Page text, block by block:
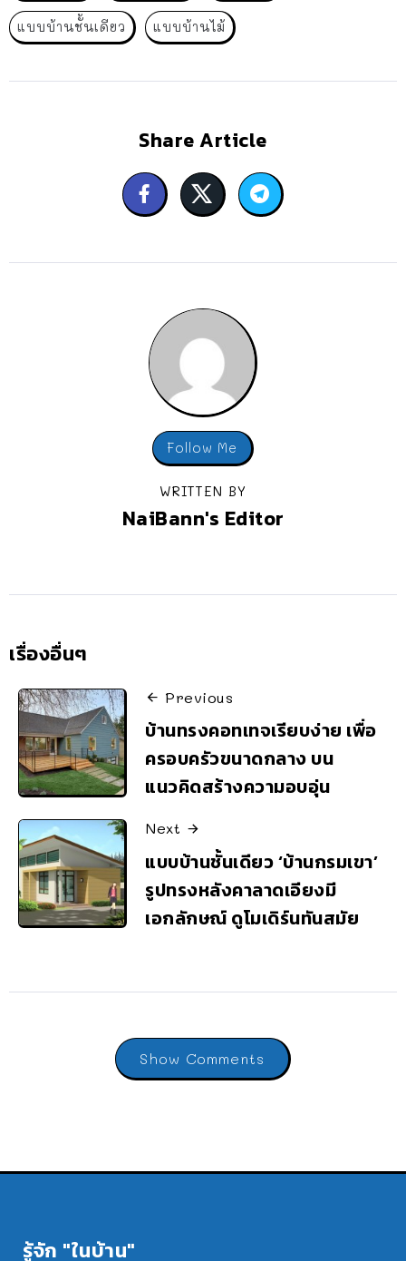
แบบบ้านชั้นเดียว แบบบ้านไม้
Share Article
Follow Me
WRITTEN BY
NaiBann's Editor
เรื่องอื่นๆ
Previous
บ้านทรงคอทเทจเรียบง่าย เพื่อ
ครอบครัวขนาดกลาง บน
แนวคิดสร้างความอบอุ่น
Next
แบบบ้านชั้นเดียว ‘บ้านกรมเขา’
รูปทรงหลังคาลาดเอียงมี
เอกลักษณ์ ดูโมเดิร์นทันสมัย
Show Comments
รู้จัก "ในบ้าน"